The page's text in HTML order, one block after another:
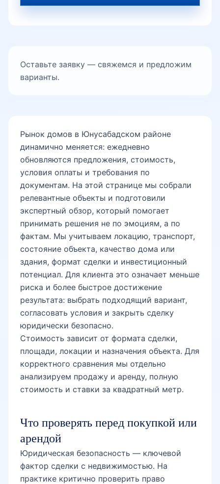
Юнусабад-6
Юнусабад-8
Юнусабад-9
Юнусабад-10
Юнусабад-11
Юнусабад-12
Юнусабад-13
Юнусабад-14
Юнусабад-15
Оставьте заявку — свяжемся и предложим
варианты.
Рынок домов в Юнусабадском районе
динамично меняется: ежедневно
обновляются предложения, стоимость,
условия оплаты и требования по
документам. На этой странице мы собрали
релевантные объекты и подготовили
экспертный обзор, который помогает
принимать решения не по эмоциям, а по
фактам. Мы учитываем локацию, транспорт,
состояние объекта, качество дома или
здания, формат сделки и инвестиционный
потенциал. Для клиента это означает меньше
риска и более быстрое достижение
результата: выбрать подходящий вариант,
согласовать условия и закрыть сделку
юридически безопасно.
Стоимость зависит от формата сделки,
площади, локации и назначения объекта. Для
корректного сравнения мы отдельно
анализируем продажу и аренду, полную
стоимость и ставки за квадратный метр.
Что проверять перед покупкой или
арендой
Юридическая безопасность — ключевой
фактор сделки с недвижимостью. На
практике критично проверить право